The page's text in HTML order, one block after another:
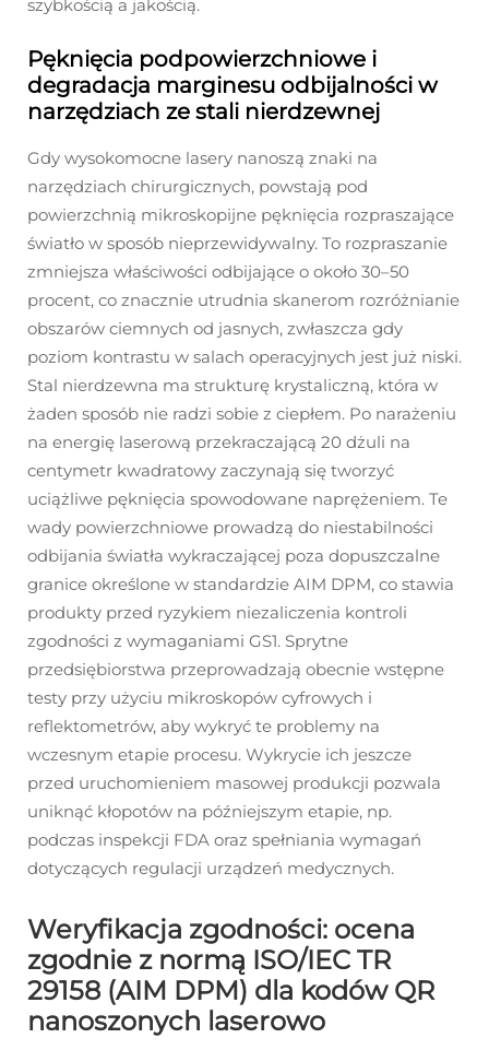
szybkością a jakością.
Pęknięcia podpowierzchniowe i
degradacja marginesu odbijalności w
narzędziach ze stali nierdzewnej
Gdy wysokomocne lasery nanoszą znaki na
narzędziach chirurgicznych, powstają pod
powierzchnią mikroskopijne pęknięcia rozpraszające
światło w sposób nieprzewidywalny. To rozpraszanie
zmniejsza właściwości odbijające o około 30–50
procent, co znacznie utrudnia skanerom rozróżnianie
obszarów ciemnych od jasnych, zwłaszcza gdy
poziom kontrastu w salach operacyjnych jest już niski.
Stal nierdzewna ma strukturę krystaliczną, która w
żaden sposób nie radzi sobie z ciepłem. Po narażeniu
na energię laserową przekraczającą 20 dżuli na
centymetr kwadratowy zaczynają się tworzyć
uciążliwe pęknięcia spowodowane naprężeniem. Te
wady powierzchniowe prowadzą do niestabilności
odbijania światła wykraczającej poza dopuszczalne
granice określone w standardzie AIM DPM, co stawia
produkty przed ryzykiem niezaliczenia kontroli
zgodności z wymaganiami GS1. Sprytne
przedsiębiorstwa przeprowadzają obecnie wstępne
testy przy użyciu mikroskopów cyfrowych i
reflektometrów, aby wykryć te problemy na
wczesnym etapie procesu. Wykrycie ich jeszcze
przed uruchomieniem masowej produkcji pozwala
uniknąć kłopotów na późniejszym etapie, np.
podczas inspekcji FDA oraz spełniania wymagań
dotyczących regulacji urządzeń medycznych.
Weryfikacja zgodności: ocena
zgodnie z normą ISO/IEC TR
29158 (AIM DPM) dla kodów QR
nanoszonych laserowo